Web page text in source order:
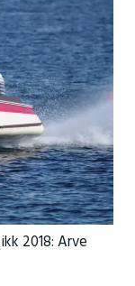
2018: Arve